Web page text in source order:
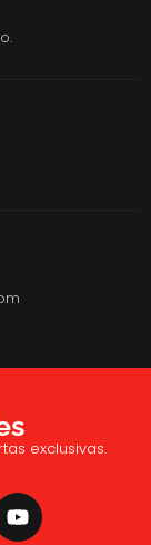
exclusivas.